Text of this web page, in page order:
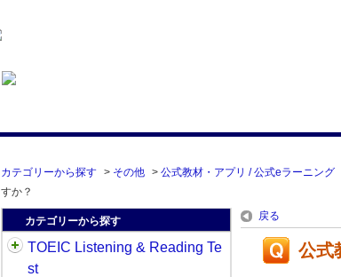
カテゴリーから探す > その他 > 公式教材・アプリ / 公式eラーニング
すか？
カテゴリーから探す
TOEIC Listening & Reading Te
st
戻る
公式